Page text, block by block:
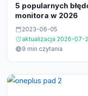
5 popularnych
monitora w 2026
2023-06-05
aktualizacja 2026-07-
9 min czytania